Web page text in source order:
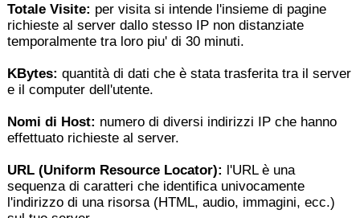
Totale Visite: per visita si intende l'insieme di pagine
richieste al server dallo stesso IP non distanziate
temporalmente tra loro piu' di 30 minuti.
KBytes: quantità di dati che è stata trasferita tra il server
e il computer dell'utente.
Nomi di Host: numero di diversi indirizzi IP che hanno
effettuato richieste al server.
URL (Uniform Resource Locator): l'URL è una
sequenza di caratteri che identifica univocamente
l'indirizzo di una risorsa (HTML, audio, immagini, ecc.)